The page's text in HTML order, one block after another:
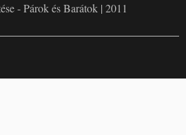
- Párok és Barátok | 2011